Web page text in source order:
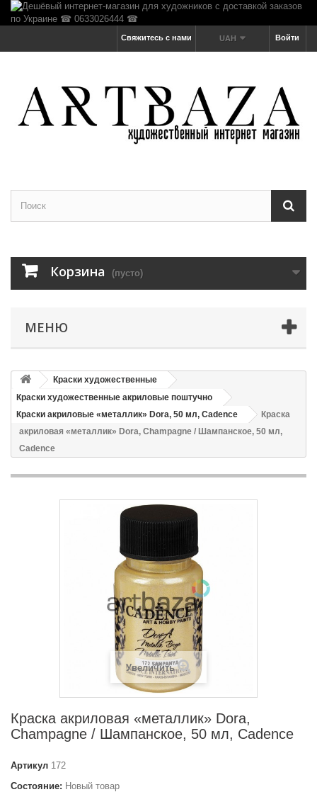
Войти
UAH
Свяжитесь с нами
Корзина (пусто)
МЕНЮ
Краски художественные
Краски художественные акриловые поштучно
Краски акриловые «металлик» Dora, 50 мл, Cadence
Краска
акриловая «металлик» Dora, Champagne / Шампанское, 50 мл,
Cadence
Увеличить
Краска акриловая «металлик» Dora,
Champagne / Шампанское, 50 мл, Cadence
Артикул 172
Состояние: Новый товар